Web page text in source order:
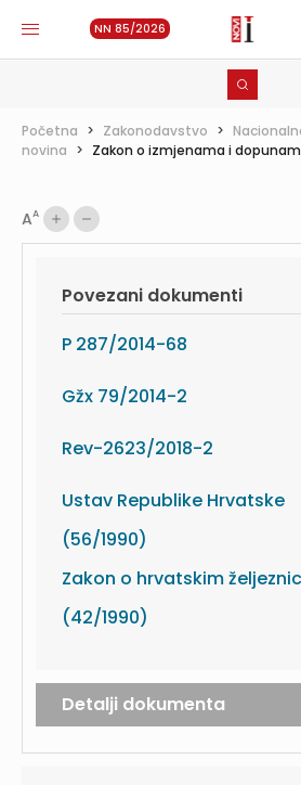
NN 85/2026
Početna > Zakonodavstvo >
novina > Zakon o izmjenama i
AA
Povezani dokumenti
P 287/2014-68
Gžx 79/2014-2
Rev-2623/2018-2
Ustav Republike Hrvatske
(56/1990)
Zakon o hrvatskim
(42/1990)
Detalji dokumenta